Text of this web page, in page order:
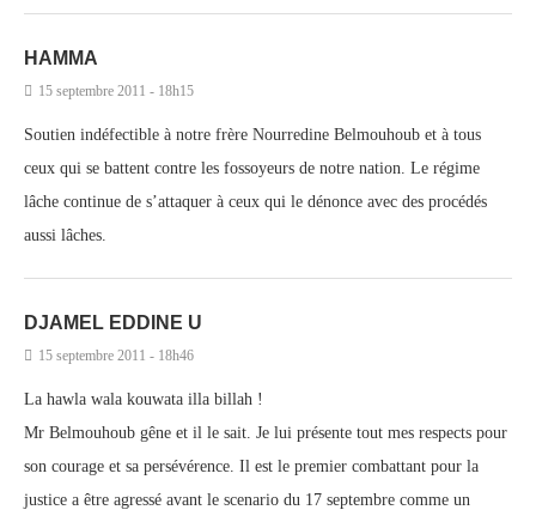
HAMMA
15 septembre 2011 - 18h15
Soutien indéfectible à notre frère Nourredine Belmouhoub et à tous
ceux qui se battent contre les fossoyeurs de notre nation. Le régime
lâche continue de s’attaquer à ceux qui le dénonce avec des procédés
aussi lâches.
DJAMEL EDDINE U
15 septembre 2011 - 18h46
La hawla wala kouwata illa billah !
Mr Belmouhoub gêne et il le sait. Je lui présente tout mes respects pour
son courage et sa persévérence. Il est le premier combattant pour la
justice a être agressé avant le scenario du 17 septembre comme un